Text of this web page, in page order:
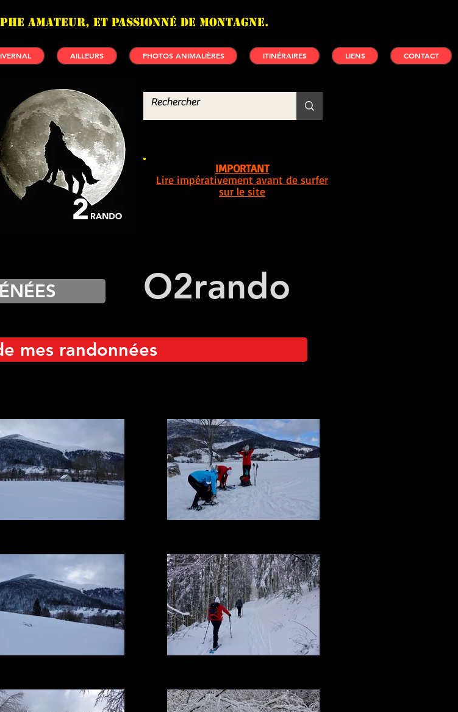
amateur, et passionné de montagne.
AILLEURS PHOTOS ANIMALIÈRES ITINÉRAIRES LIENS CONTACT
IMPORTANT
Lire impérativement avant de surfer
sur le site
O2rando
mes randonnées